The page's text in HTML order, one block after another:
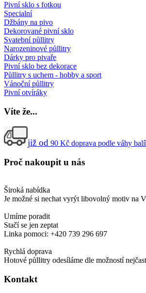
Pivní sklo s fotkou
Specialní
Džbány na pivo
Dekorované pivní sklo
Svatební půllitry
Narozeninové půllitry
Dárky pro pivaře
Pivní sklo bez dekorace
Půllitry s uchem - hobby a sport
Vánoční půllitry
Pivní otvíráky
Víte že...
již od 90 Kč doprava podle váhy
Proč nakoupit u nás
Široká nabídka
Je možné si nechat vyrýt libovolný motiv na
Umíme poradit
Stačí se jen zeptat
Linka pomoci: +420 739 296 697
Rychlá doprava
Hotové půllitry odesíláme dle možností
Kontakt